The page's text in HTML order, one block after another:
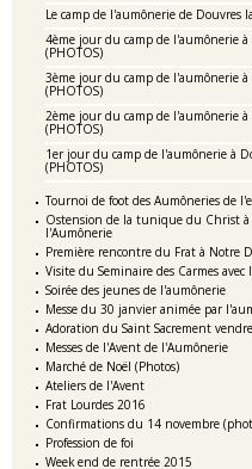
Le camp de l'aumônerie de
4ème jour du camp de l'aumônerie
(PHOTOS)
3ème jour du camp de l'aumônerie
(PHOTOS)
2ème jour du camp de l'aumônerie
(PHOTOS)
1er jour du camp de l'aumônerie à
(PHOTOS)
Tournoi de foot des Aumôneries de
Ostension de la tunique du Christ à
l'Aumônerie
Première rencontre du Frat à Notre
Visite du Seminaire des Carmes avec
Soirée des jeunes de l'aumônerie
Messe du 30 janvier animée par
Adoration du Saint Sacrement
Messes de l'Avent de l'Aumônerie
Marché de Noël (Photos)
Ateliers de l'Avent
Frat Lourdes 2016
Confirmations du 14 novembre
Profession de foi
Week end de rentrée 2015